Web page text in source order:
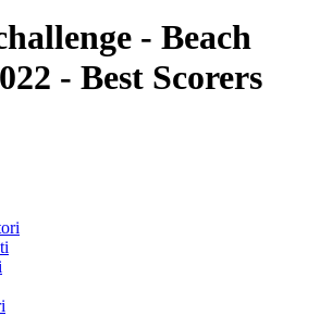
- Beach
- Best Scorers